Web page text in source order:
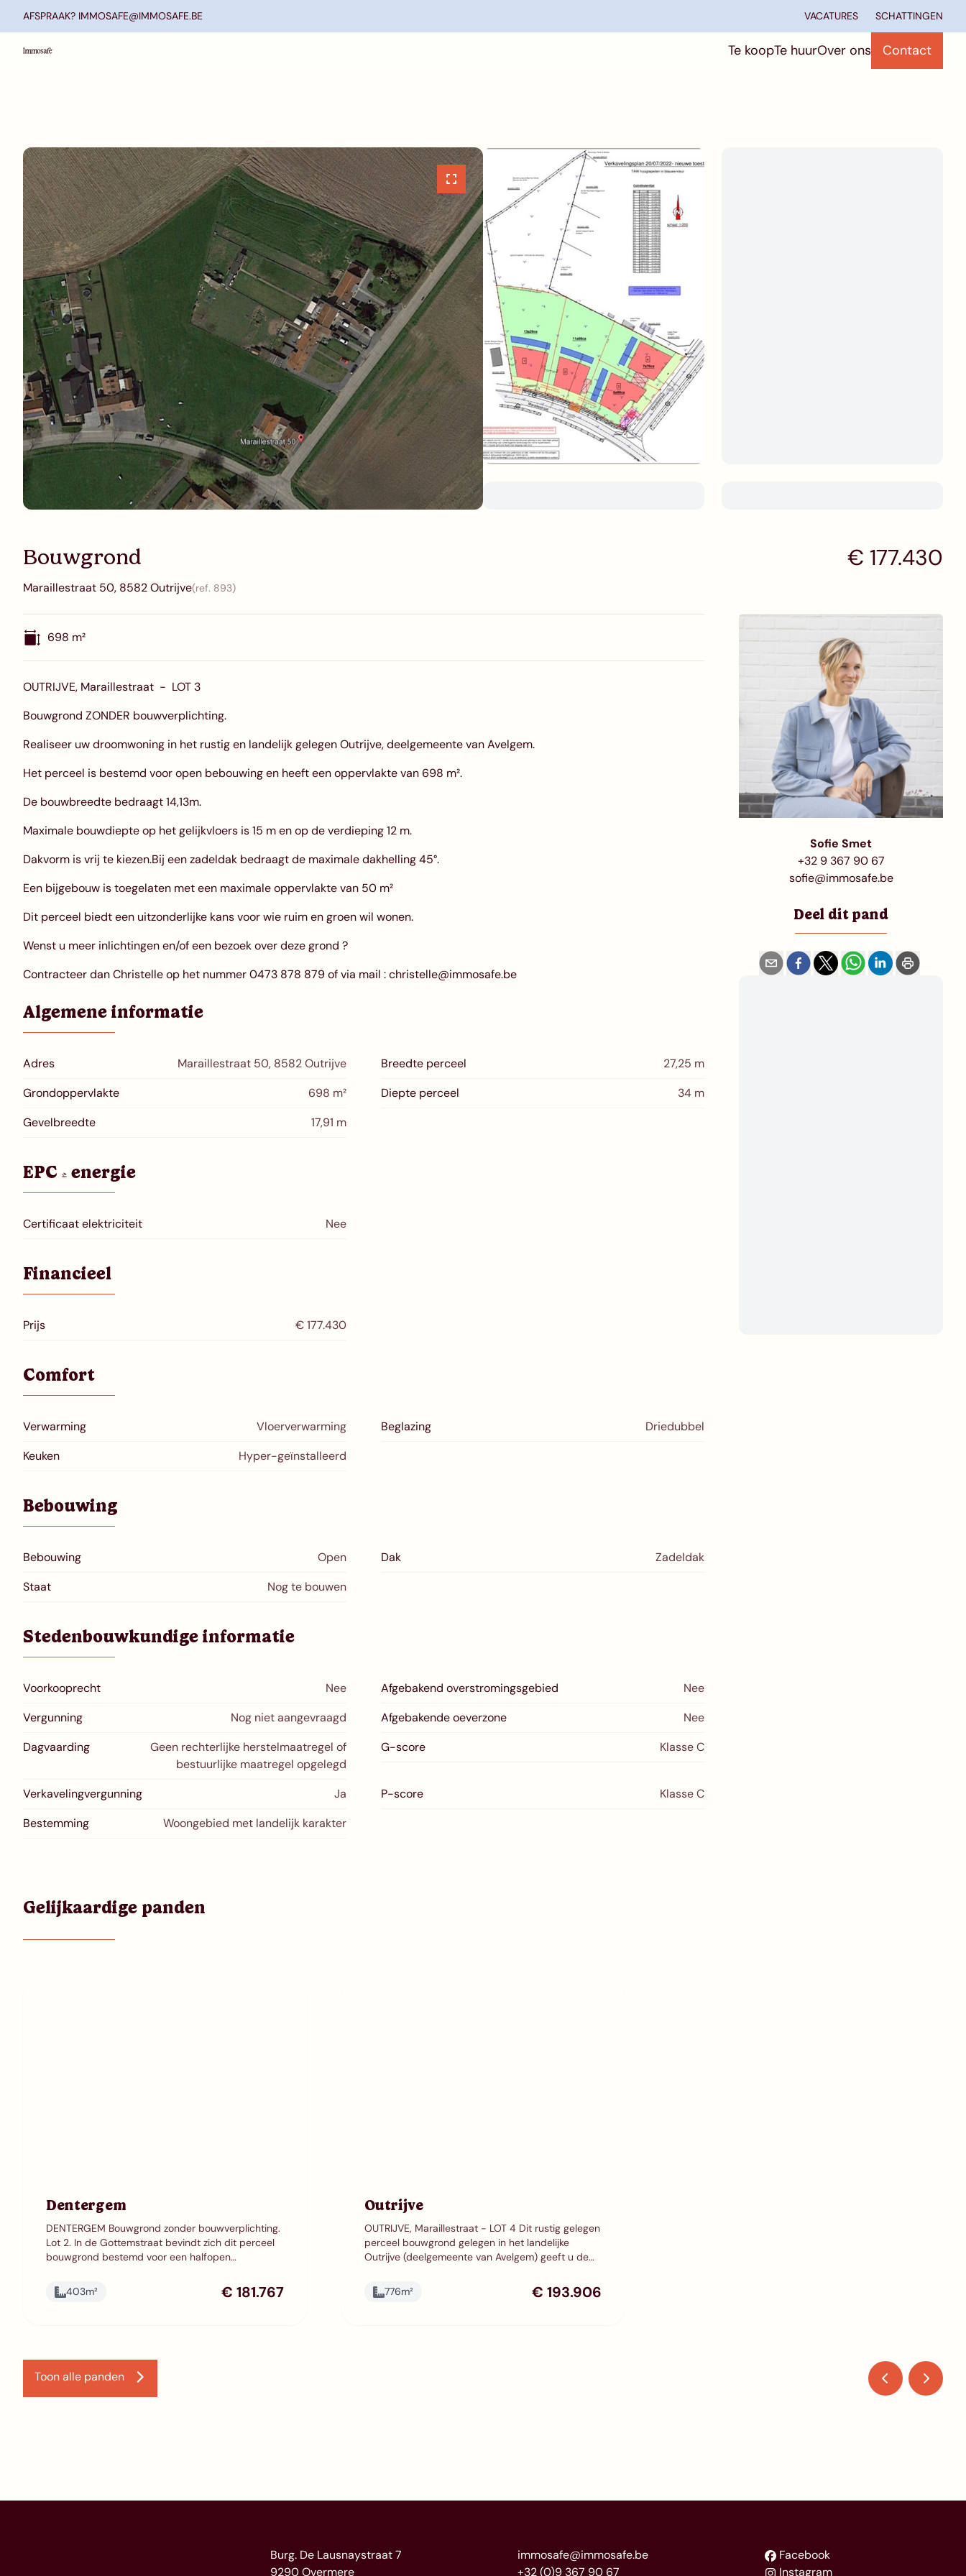
AFSPRAAK? IMMOSAFE@IMMOSAFE.BE VACATURES SCHATTINGEN
Te koopTe huurOver ons Contact
Bouwgrond € 177.430
Maraillestraat 50, 8582 Outrijve(ref. 893)
698 m²
OUTRIJVE, Maraillestraat - LOT 3
Bouwgrond ZONDER bouwverplichting.
Realiseer uw droomwoning in het rustig en landelijk gelegen Outrijve, deelgemeente van Avelgem.
Het perceel is bestemd voor open bebouwing en heeft een oppervlakte van 698 m².
De bouwbreedte bedraagt 14,13m.
Maximale bouwdiepte op het gelijkvloers is 15 m en op de verdieping 12 m.
Dakvorm is vrij te kiezen.Bij een zadeldak bedraagt de maximale dakhelling 45°.
Een bijgebouw is toegelaten met een maximale oppervlakte van 50 m²
Dit perceel biedt een uitzonderlijke kans voor wie ruim en groen wil wonen.
Wenst u meer inlichtingen en/of een bezoek over deze grond ?
Contracteer dan Christelle op het nummer 0473 878 879 of via mail : christelle@immosafe.be
Algemene informatie
Adres Maraillestraat 50, 8582 Outrijve Breedte perceel
27,25 m
Grondoppervlakte
698 m² Diepte perceel
34 m
Gevelbreedte
17,91 m
EPC & energie
Certificaat elektriciteit Nee
Financieel
Prijs € 177.430
Comfort
Verwarming Vloerverwarming Beglazing
Driedubbel
Keuken
Hyper-geïnstalleerd
Bebouwing
Bebouwing Open Dak
Zadeldak
Staat
Nog te bouwen
Stedenbouwkundige informatie
Voorkooprecht Nee Afgebakend overstromingsgebied
Nee
Vergunning
Nog niet aangevraagd Afgebakende oeverzone
Nee
Dagvaarding
Geen rechterlijke herstelmaatregel of
bestuurlijke maatregel opgelegd
G-score Klasse C
Verkavelingvergunning Ja P-score
Klasse C
Bestemming
Woongebied met landelijk karakter
Sofie Smet
+32 9 367 90 67
sofie@immosafe.be
Deel dit pand
Gelijkaardige panden
Dentergem
DENTERGEM Bouwgrond zonder bouwverplichting.
Lot 2. In de Gottemstraat bevindt zich dit perceel
bouwgrond bestemd voor een halfopen
405,89 m². Het perceel heeft breedte van 12,22m
en een diepte van 29,04m. De bouwlijn ligt 5 m
de woning naar eigen smaak en budget in te
richten, volgens ons gedetailleerd lastenboek.
Tijdens de materiaalkeuze dagen kan u kiezen uit
een breed assortiment aan duurzame en
403m² € 181.767
Outrijve
OUTRIJVE, Maraillestraat - LOT 4 Dit rustig gelegen
perceel bouwgrond gelegen in het landelijke
Outrijve (deelgemeente van Avelgem) geeft u de
realiseren. Het perceel heeft een oppervlakte van
776 m² en leent zich perfect voor het bouwen van
776m² € 193.906
Toon alle panden
Burg. De Lausnaystraat 7
9290 Overmere
immosafe@immosafe.be
+32 (0)9 367 90 67
Facebook
Instagram